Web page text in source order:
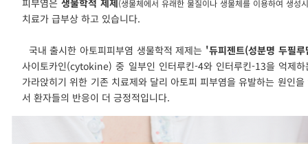
피부염은생물학적 제제(생물체에서 유래한 물질이나 생물체를 이용하여 생성
치료가 급부상 하고 있습니다.
국내 출시한 아토피피부염 생물학적 제제는 '듀피젠트(성분명 두필
사이토카인(cytokine) 중 일부인 인터루킨-4와 인터루킨-13을 억제
가라앉히기 위한 기존 치료제와 달리 아토피 피부염을 유발하는 원인
서 환자들의 반응이 더 긍정적입니다.